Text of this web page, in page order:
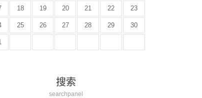
18 19 20 21 22 23
25 26 27 28 29 30
搜索
searchpanel